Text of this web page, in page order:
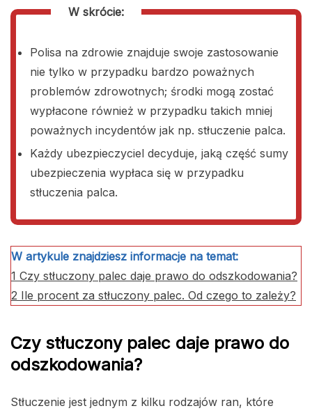
W skrócie:
Polisa na zdrowie znajduje swoje zastosowanie
nie tylko w przypadku bardzo poważnych
problemów zdrowotnych; środki mogą zostać
wypłacone również w przypadku takich mniej
poważnych incydentów jak np. stłuczenie palca.
Każdy ubezpieczyciel decyduje, jaką część sumy
ubezpieczenia wypłaca się w przypadku
stłuczenia palca.
W artykule znajdziesz informacje na temat:
1 Czy stłuczony palec daje prawo do odszkodowania?
2 Ile procent za stłuczony palec. Od czego to zależy?
Czy stłuczony palec daje prawo do
odszkodowania?
Stłuczenie jest jednym z kilku rodzajów ran, które